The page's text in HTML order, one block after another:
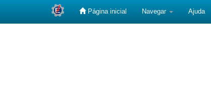
Página inicial Navegar Ajuda